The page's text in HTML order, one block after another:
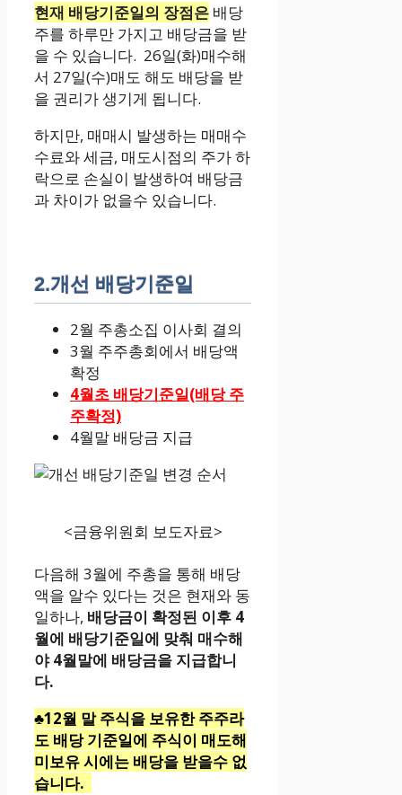
현재 배당기준일의 장점은 배당
주를 하루만 가지고 배당금을 받
을 수 있습니다. 26일(화)매수해
서 27일(수)매도 해도 배당을 받
을 권리가 생기게 됩니다.
하지만, 매매시 발생하는 매매수
수료와 세금, 매도시점의 주가 하
락으로 손실이 발생하여 배당금
과 차이가 없을수 있습니다.
2.개선 배당기준일
2월 주총소집 이사회 결의
3월 주주총회에서 배당액
확정
4월초 배당기준일(배당 주
주확정)
4월말 배당금 지급
<금융위원회 보도자료>
다음해 3월에 주총을 통해 배당
액을 알수 있다는 것은 현재와 동
일하나, 배당금이 확정된 이후 4
월에 배당기준일에 맞춰 매수해
야 4월말에 배당금을 지급합니
다.
♣12월 말 주식을 보유한 주주라
도 배당 기준일에 주식이 매도해
미보유 시에는 배당을 받을수 없
습니다.